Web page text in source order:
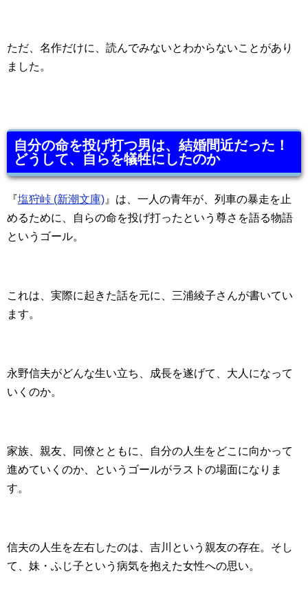
ただ、名作だけに、読んでみないとわからないことがあり
ました。
自分の命を投げ打つ男は、結婚間近だった！
どうして、自らを犠牲にしたのか
『塩狩峠 (新潮文庫) 』は、一人の青年が、列車の暴走を止
めるために、自らの命を投げ打ったという尊さを語る物語
というゴール。
これは、実際に起きた話を元に、三浦綾子さんが書いてい
ます。
永野信夫がどんな生い立ち、成長を遂げて、大人になって
いくのか。
家族、親友、同僚とともに、自分の人生をどこに向かって
進めていくのか、というゴールがラストの場面になりま
す。
信夫の人生を左右したのは、吉川という親友の存在。そし
て、妹・ふじ子という病気を抱えた女性への思い。